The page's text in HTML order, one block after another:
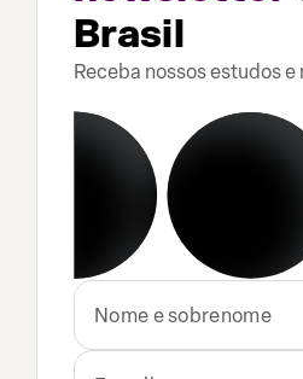
Brasil
Receba nossos estudos e